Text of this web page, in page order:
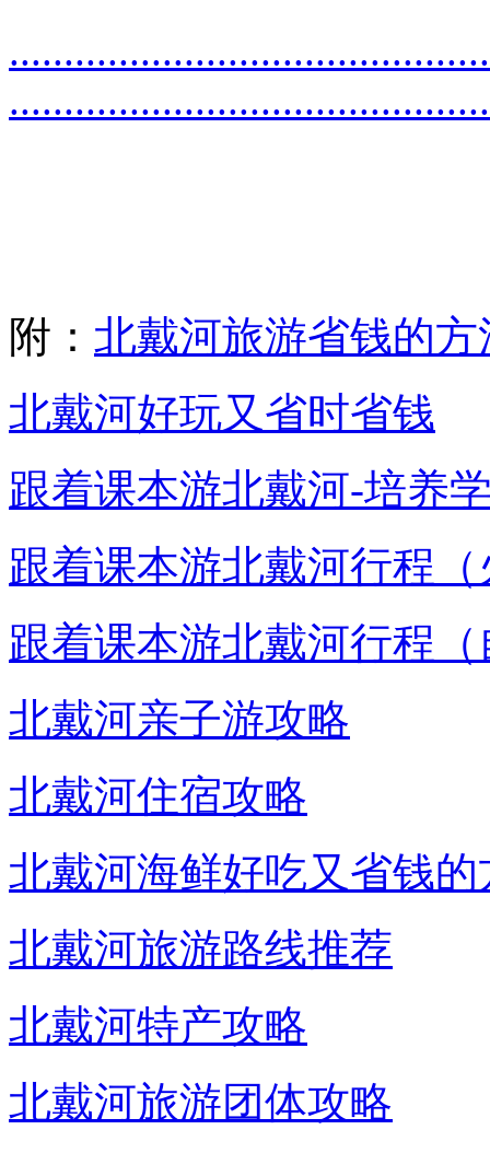
............................................
............................................
附： 北戴河旅游省钱的方
北戴河好玩又省时省钱
跟着课本游北戴河-培养
跟着课本游北戴河行程
跟着课本游北戴河行程
北戴河亲子游攻略
北戴河住宿攻略
北戴河海鲜好吃又省钱的
北戴河旅游路线推荐
北戴河特产攻略
北戴河旅游团体攻略